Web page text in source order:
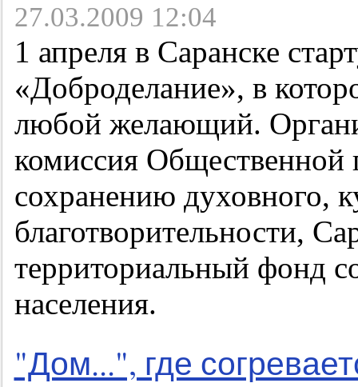
27.03.2009 12:04
1 апреля в Саранске
«Доброделание», в
любой желающий.
комиссия
сохранению духовного,
благотворительности,
территориальный фонд
населения.
"Дом...", где